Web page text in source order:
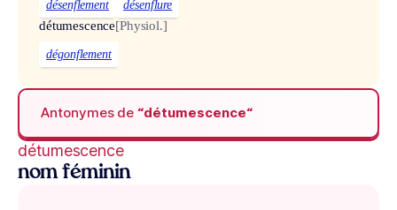
désenflement désenflure
détumescence[Physiol.]
dégonflement
Antonymes de “détumescence“
détumescence
nom féminin